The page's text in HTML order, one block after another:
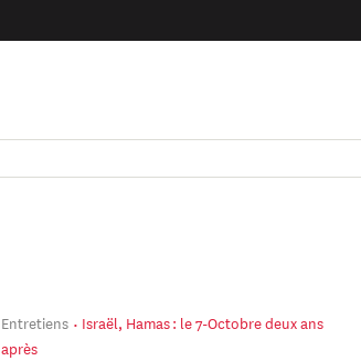
Entretiens
Israël, Hamas : le 7-Octobre deux ans
après